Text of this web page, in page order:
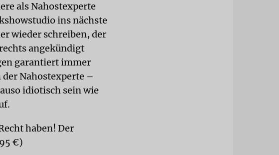
als Nahostexperte
ins nächste
wieder schreiben, der
angekündigt
garantiert immer
der Nahostexperte –
idiotisch sein wie
haben! Der
€)